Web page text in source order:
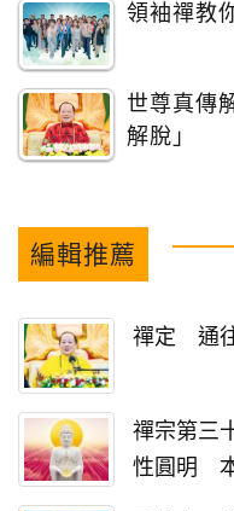
領袖禪教
世尊真傳
解脫」
編輯推薦
禪定 通
禪宗第三
性圓明